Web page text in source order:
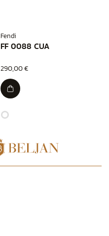
Fendi
FF 0088 CUA
290,00 €